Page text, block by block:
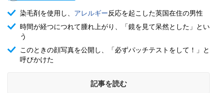
染毛剤を使用し、 アレルギー反応を起こした英国在住の男性
時間が経つにつれて腫れ上がり、「鏡を見て呆然とした」とい
う
このときの顔写真を公開し、「必ずパッチテストをして！」と
呼びかけた
記事を読む